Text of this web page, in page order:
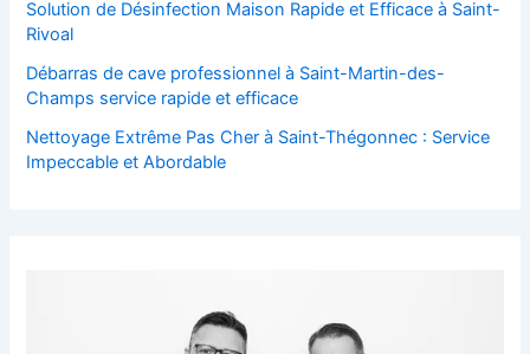
Solution de Désinfection Maison Rapide et Efficace à Saint-
Rivoal
Débarras de cave professionnel à Saint-Martin-des-
Champs service rapide et efficace
Nettoyage Extrême Pas Cher à Saint-Thégonnec : Service
Impeccable et Abordable